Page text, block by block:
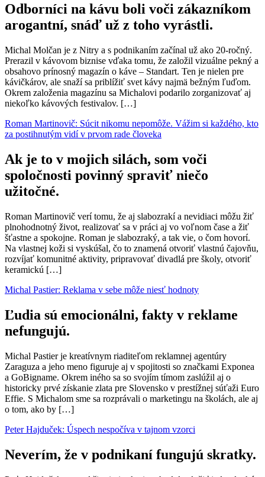
Odborníci na kávu boli voči zákazníkom
arogantní, snáď už z toho vyrástli.
Michal Molčan je z Nitry a s podnikaním začínal už ako 20-ročný.
Prerazil v kávovom biznise vďaka tomu, že založil vizuálne pekný a
obsahovo prínosný magazín o káve – Standart. Ten je nielen pre
kávičkárov, ale snaží sa priblížiť svet kávy najmä bežným ľuďom.
Okrem založenia magazínu sa Michalovi podarilo zorganizovať aj
niekoľko kávových festivalov. […]
Roman Martinovič: Súcit nikomu nepomôže. Vážim si každého, kto
za postihnutým vidí v prvom rade človeka
Ak je to v mojich silách, som voči
spoločnosti povinný spraviť niečo
užitočné.
Roman Martinovič verí tomu, že aj slabozrakí a nevidiaci môžu žiť
plnohodnotný život, realizovať sa v práci aj vo voľnom čase a žiť
šťastne a spokojne. Roman je slabozraký, a tak vie, o čom hovorí.
Na vlastnej koži si vyskúšal, čo to znamená otvoriť vlastnú čajovňu,
rozvíjať komunitné aktivity, pripravovať divadlá pre školy, otvoriť
keramickú […]
Michal Pastier: Reklama v sebe môže niesť hodnoty
Ľudia sú emocionálni, fakty v reklame
nefungujú.
Michal Pastier je kreatívnym riaditeľom reklamnej agentúry
Zaraguza a jeho meno figuruje aj v spojitosti so značkami Exponea
a GoBigname. Okrem iného sa so svojím tímom zaslúžil aj o
historicky prvé získanie zlata pre Slovensko v prestížnej súťaži Euro
Effie. S Michalom sme sa rozprávali o marketingu na školách, ale aj
o tom, ako by […]
Peter Hajduček: Úspech nespočíva v tajnom vzorci
Neverím, že v podnikaní fungujú skratky.